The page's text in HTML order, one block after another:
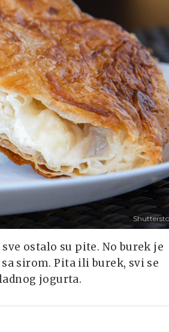
ostalo su pite. No burek je
sirom. Pita ili burek, svi se
jogurta.